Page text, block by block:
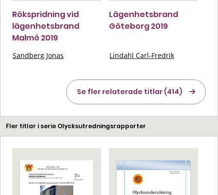
Rökspridning vid
lägenhetsbrand
Malmö 2019
Sandberg Jonas
Lägenhetsbrand
Göteborg 2019
Lindahl Carl-Fredrik
Se fler relaterade titlar (414)
Fler titlar i serie Olycksutredningsrapporter